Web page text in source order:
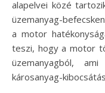
alapelvei közé
üzemanyag-
a motor
teszi, hogy a motor
üzemanyagból,
károsanyag-